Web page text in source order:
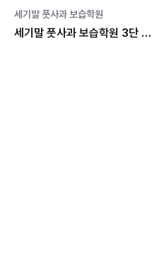
세기말 풋사과 보습학원
세기말 풋사과 보습학원 3단 도장 6종 세트